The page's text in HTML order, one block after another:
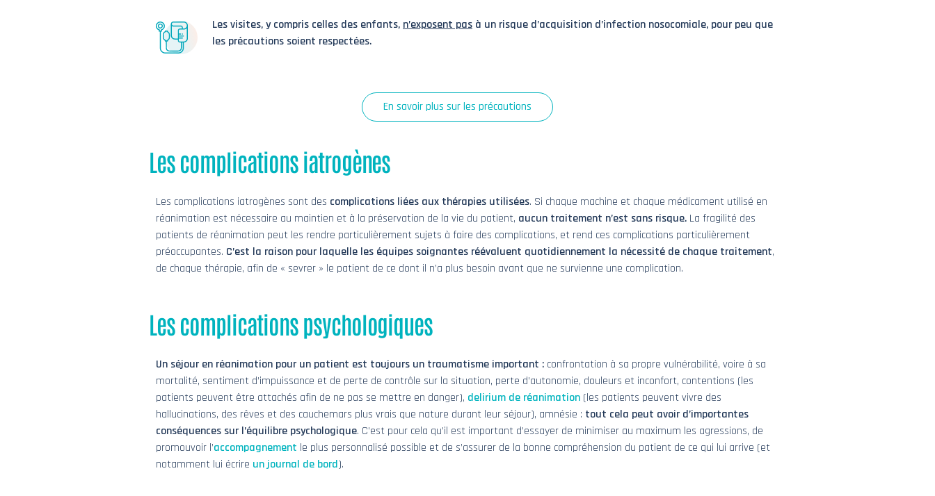
Les visites, y compris celles des enfants, n’exposent pas à un risque d’acquisition d’infection nosocomiale, pour peu que
les précautions soient respectées.
En savoir plus sur les précautions
Les complications iatrogènes
Les complications iatrogènes sont des complications liées aux thérapies utilisées. Si chaque machine et chaque médicament utilisé en
réanimation est nécessaire au maintien et à la préservation de la vie du patient, aucun traitement n’est sans risque. La fragilité des
patients de réanimation peut les rendre particulièrement sujets à faire des complications, et rend ces complications particulièrement
préoccupantes. C’est la raison pour laquelle les équipes soignantes réévaluent quotidiennement la nécessité de chaque traitement,
de chaque thérapie, afin de « sevrer » le patient de ce dont il n’a plus besoin avant que ne survienne une complication.
Les complications psychologiques
Un séjour en réanimation pour un patient est toujours un traumatisme important : confrontation à sa propre vulnérabilité, voire à sa
mortalité, sentiment d’impuissance et de perte de contrôle sur la situation, perte d’autonomie, douleurs et inconfort, contentions (les
patients peuvent être attachés afin de ne pas se mettre en danger), delirium de réanimation (les patients peuvent vivre des
hallucinations, des rêves et des cauchemars plus vrais que nature durant leur séjour), amnésie : tout cela peut avoir d’importantes
conséquences sur l’équilibre psychologique. C’est pour cela qu’il est important d’essayer de minimiser au maximum les agressions, de
promouvoir l’accompagnement le plus personnalisé possible et de s’assurer de la bonne compréhension du patient de ce qui lui arrive (et
notamment lui écrire un journal de bord).